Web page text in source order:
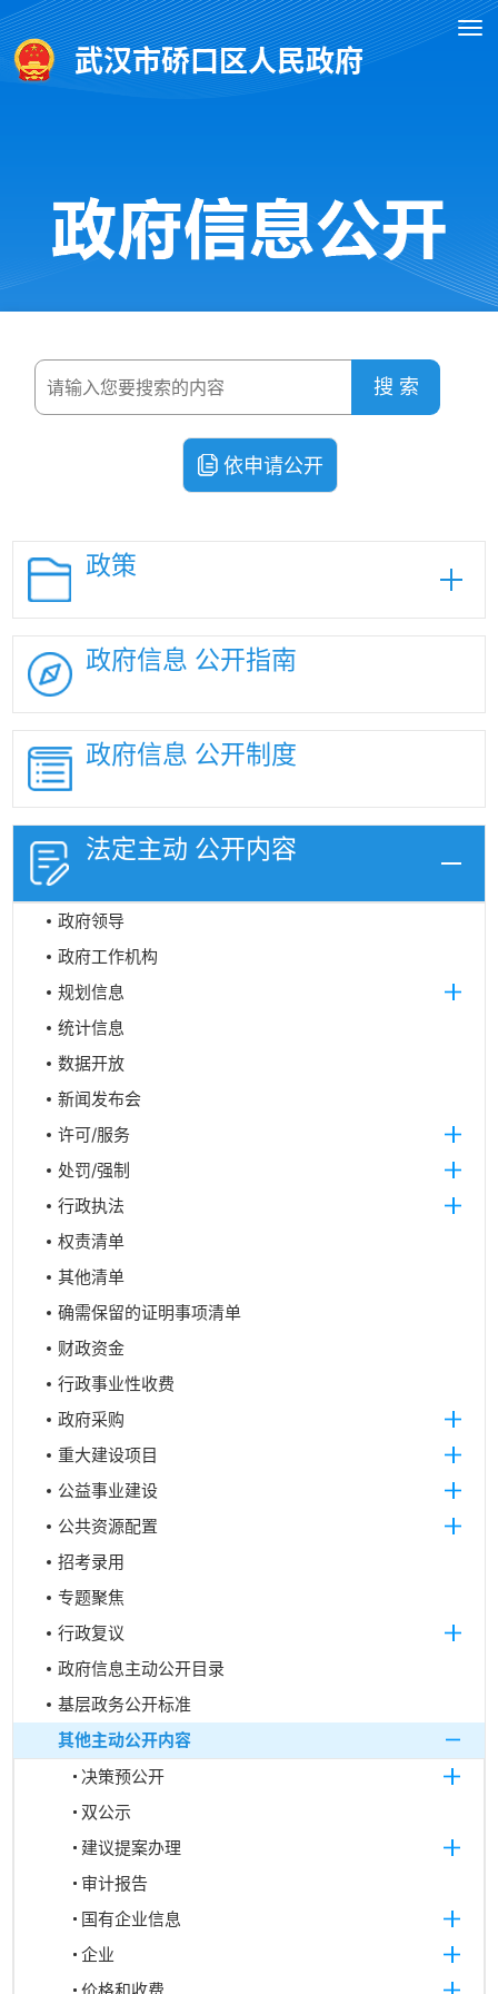
武汉市硚口区人民政府
搜 索
依申请公开
政策
政府信息 公开指南
政府信息 公开制度
法定主动 公开内容
政府领导
政府工作机构
规划信息
统计信息
数据开放
新闻发布会
许可/服务
处罚/强制
行政执法
权责清单
其他清单
确需保留的证明事项清单
财政资金
行政事业性收费
政府采购
重大建设项目
公益事业建设
公共资源配置
招考录用
专题聚焦
行政复议
政府信息主动公开目录
基层政务公开标准
其他主动公开内容
决策预公开
双公示
建议提案办理
审计报告
国有企业信息
企业